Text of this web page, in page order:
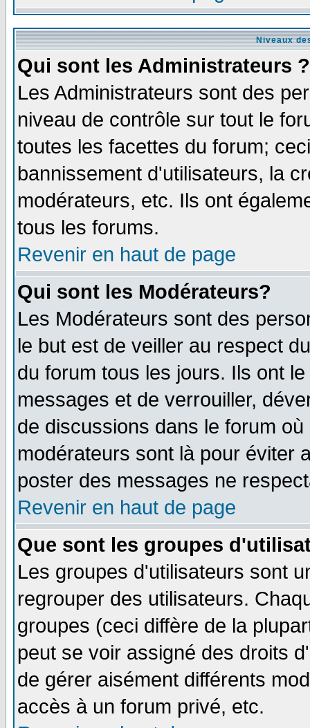
Niveaux
Qui sont les Administrateurs ?
Les Administrateurs sont des
niveau de contrôle sur tout le
toutes les facettes du forum;
bannissement d'utilisateurs, la
modérateurs, etc. Ils ont
tous les forums.
Revenir en haut de page
Qui sont les Modérateurs?
Les Modérateurs sont des
le but est de veiller au respect
du forum tous les jours. Ils ont
messages et de verrouiller,
de discussions dans le forum
modérateurs sont là pour éviter
poster des messages ne
Revenir en haut de page
Que sont les groupes
Les groupes d'utilisateurs sont
regrouper des utilisateurs.
groupes (ceci diffère de la
peut se voir assigné des droits
de gérer aisément différents
accès à un forum privé, etc.